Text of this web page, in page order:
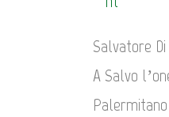
Salvatore
A Salvo